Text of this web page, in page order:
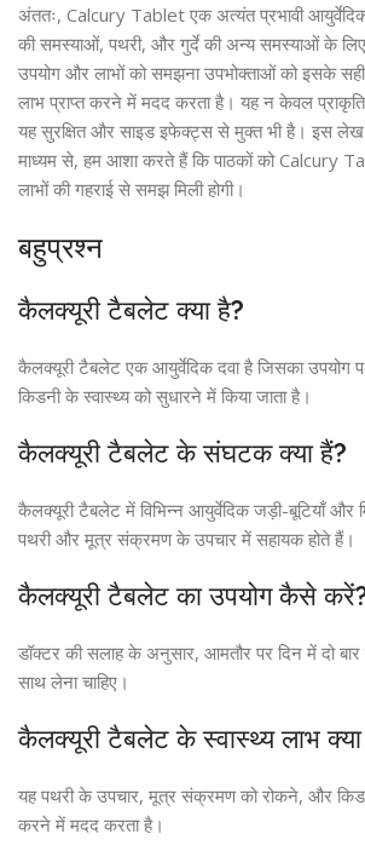
अंततः, Calcury Tablet एक अत्यंत प्रभावी
की समस्याओं, पथरी, और गुर्दे की अन्य समस्याओं के
उपयोग और लाभों को समझना उपभोक्ताओं को इसके
लाभ प्राप्त करने में मदद करता है। यह न केवल
यह सुरक्षित और साइड इफेक्ट्स से मुक्त भी है। इस लेख
माध्यम से, हम आशा करते हैं कि पाठकों को Calcury
लाभों की गहराई से समझ मिली होगी।
बहुप्रश्न
कैलक्यूरी टैबलेट क्या है?
कैलक्यूरी टैबलेट एक आयुर्वेदिक दवा है जिसका
किडनी के स्वास्थ्य को सुधारने में किया जाता है।
कैलक्यूरी टैबलेट के संघटक क्या हैं?
कैलक्यूरी टैबलेट में विभिन्न आयुर्वेदिक जड़ी-बूटियाँ और
पथरी और मूत्र संक्रमण के उपचार में सहायक होते हैं।
कैलक्यूरी टैबलेट का उपयोग कैसे
डॉक्टर की सलाह के अनुसार, आमतौर पर दिन में दो
साथ लेना चाहिए।
कैलक्यूरी टैबलेट के स्वास्थ्य लाभ
यह पथरी के उपचार, मूत्र संक्रमण को रोकने, और
करने में मदद करता है।